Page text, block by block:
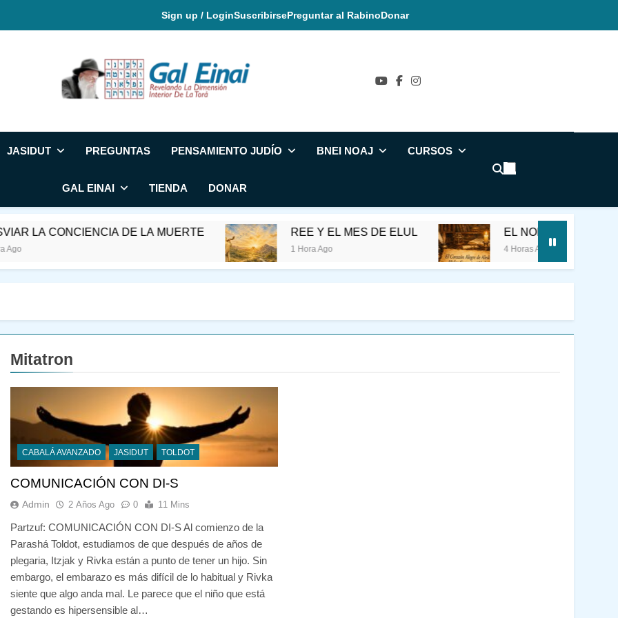
Sign up / LoginSuscribirsePreguntar al RabinoDonar
Gal Einai En Español
JASIDUT PREGUNTAS PENSAMIENTO JUDÍO BNEI NOAJ CURSOS
GAL EINAI TIENDA DONAR
LA CONCIENCIA DE LA MUERTE REE Y EL MES DE ELUL
1 Hora Ago
EL NOMBRE SAGRADO
4 Horas Ago
Mitatron
CABALÁ AVANZADO JASIDUT TOLDOT
COMUNICACIÓN CON DI-S
Admin 2 Años Ago 0 11 Mins
Partzuf: COMUNICACIÓN CON DI-S Al comienzo de la
Parashá Toldot, estudiamos de que después de años de
plegaria, Itzjak y Rivka están a punto de tener un hijo. Sin
embargo, el embarazo es más difícil de lo habitual y Rivka
siente que algo anda mal. Le parece que el niño que está
gestando es hipersensible al…